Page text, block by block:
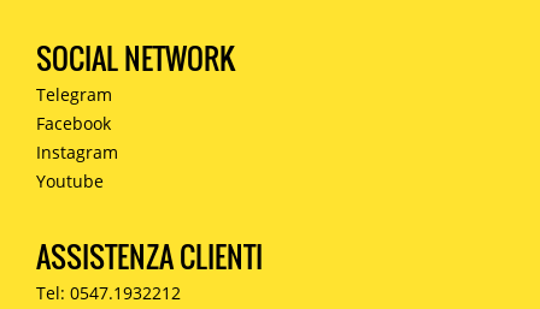
SOCIAL NETWORK
Telegram
Facebook
Instagram
Youtube
ASSISTENZA CLIENTI
Tel: 0547.1932212